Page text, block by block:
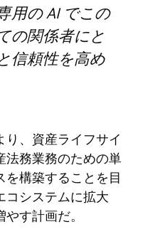
用の AI でこの
の関係者にと
信頼性を高め
、資産ライフサイ
法務業務のための単
構築することを目
システムに拡大
す計画だ。